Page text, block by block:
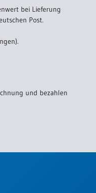
bei Lieferung
Post.
und bezahlen